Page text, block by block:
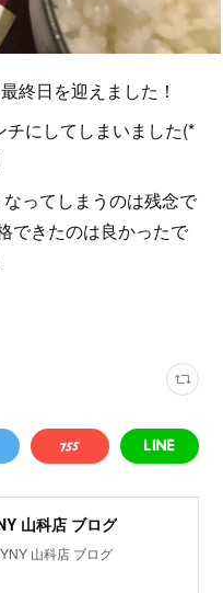
終日を迎えました！
にしてしまいました(*
ってしまうのは残念で
できたのは良かったで
山科店 ブログ
山科店 ブログ